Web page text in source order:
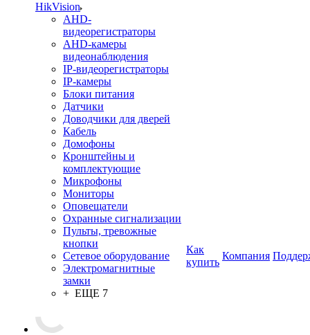
HikVision
AHD-
видеорегистраторы
AHD-камеры
видеонаблюдения
IP-видеорегистраторы
IP-камеры
Блоки питания
Датчики
Доводчики для дверей
Кабель
Домофоны
Кронштейны и
комплектующие
Микрофоны
Мониторы
Оповещатели
Охранные сигнализации
Пульты, тревожные
кнопки
Сетевое оборудование
Электромагнитные
замки
+ ЕЩЕ 7
Как
купить
Компания